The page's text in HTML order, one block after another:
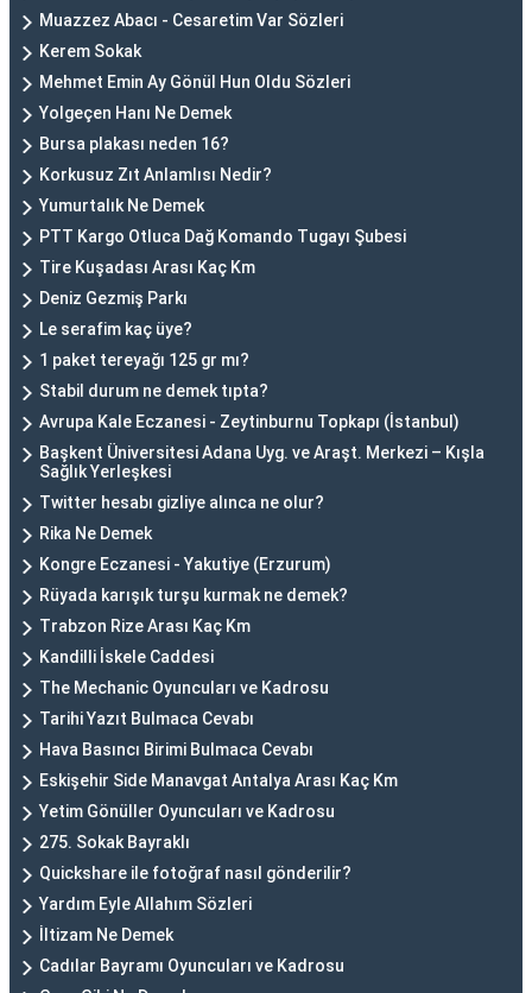
Muazzez Abacı - Cesaretim Var Sözleri
Kerem Sokak
Mehmet Emin Ay Gönül Hun Oldu Sözleri
Yolgeçen Hanı Ne Demek
Bursa plakası neden 16?
Korkusuz Zıt Anlamlısı Nedir?
Yumurtalık Ne Demek
PTT Kargo Otluca Dağ Komando Tugayı Şubesi
Tire Kuşadası Arası Kaç Km
Deniz Gezmiş Parkı
Le serafim kaç üye?
1 paket tereyağı 125 gr mı?
Stabil durum ne demek tıpta?
Avrupa Kale Eczanesi - Zeytinburnu Topkapı (İstanbul)
Başkent Üniversitesi Adana Uyg. ve Araşt. Merkezi – Kışla
Sağlık Yerleşkesi
Twitter hesabı gizliye alınca ne olur?
Rika Ne Demek
Kongre Eczanesi - Yakutiye (Erzurum)
Rüyada karışık turşu kurmak ne demek?
Trabzon Rize Arası Kaç Km
Kandilli İskele Caddesi
The Mechanic Oyuncuları ve Kadrosu
Tarihi Yazıt Bulmaca Cevabı
Hava Basıncı Birimi Bulmaca Cevabı
Eskişehir Side Manavgat Antalya Arası Kaç Km
Yetim Gönüller Oyuncuları ve Kadrosu
275. Sokak Bayraklı
Quickshare ile fotoğraf nasıl gönderilir?
Yardım Eyle Allahım Sözleri
İltizam Ne Demek
Cadılar Bayramı Oyuncuları ve Kadrosu